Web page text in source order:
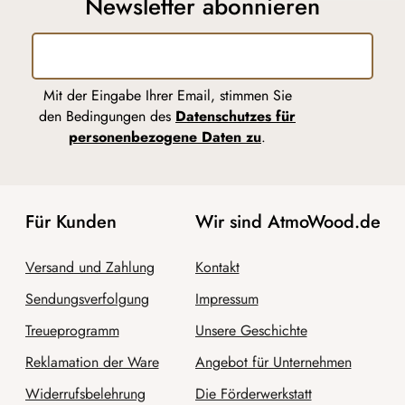
Mit der Eingabe Ihrer Email, stimmen Sie
den Bedingungen des Datenschutzes für
personenbezogene Daten zu.
Für Kunden
Versand und Zahlung
Sendungsverfolgung
Treueprogramm
Reklamation der Ware
Widerrufsbelehrung
Wir sind AtmoWood.de
Kontakt
Impressum
Unsere Geschichte
Angebot für Unternehmen
Die Förderwerkstatt